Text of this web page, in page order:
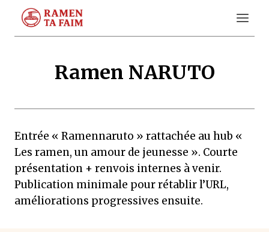
contenu
Ramen NARUTO
Entrée « Ramennaruto » rattachée au hub «
Les ramen, un amour de jeunesse ». Courte
présentation + renvois internes à venir.
Publication minimale pour rétablir l’URL,
améliorations progressives ensuite.